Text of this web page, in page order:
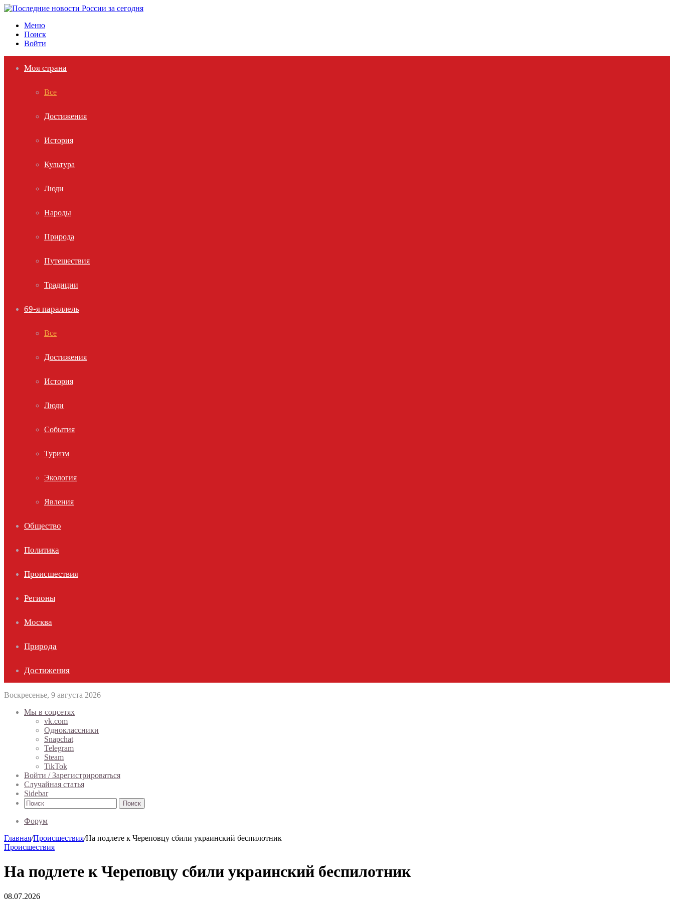
Меню
Поиск
Войти
Моя страна
Все
Достижения
История
Культура
Люди
Народы
Природа
Путешествия
Традиции
69-я параллель
Все
Достижения
История
Люди
События
Туризм
Экология
Явления
Общество
Политика
Происшествия
Регионы
Москва
Природа
Достижения
Воскресенье, 9 августа 2026
Мы в соцсетях
vk.com
Одноклассники
Snapchat
Telegram
Steam
TikTok
Войти / Зарегистрироваться
Случайная статья
Sidebar
Поиск
Форум
Главная/Происшествия/На подлете к Череповцу сбили украинский беспилотник
Происшествия
На подлете к Череповцу сбили украинский беспилотник
08.07.2026